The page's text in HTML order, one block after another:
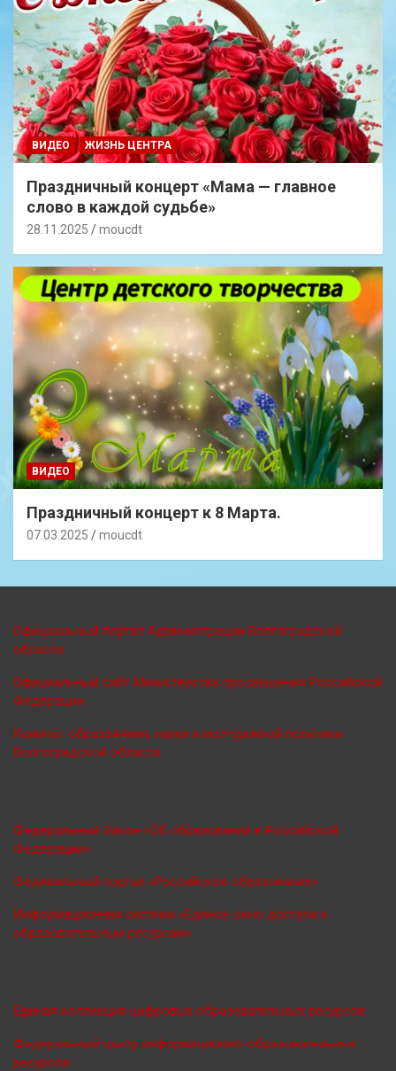
ВИДЕО ЖИЗНЬ ЦЕНТРА
Праздничный концерт «Мама — главное
слово в каждой судьбе»
28.11.2025 moucdt
ВИДЕО
Праздничный концерт к 8 Марта.
07.03.2025 moucdt
Официальный портал Администрации Волгоградской
области
Официальный сайт Министерства просвещения Российской
Федерации
Комитет образования, науки и молодежной политики
Волгоградской области
Федеральный Закон «Об образовании в Российской
Федерации»
Федеральный портал «Российское образование»
Информационная система «Единое окно доступа к
образовательным ресурсам»
Единая коллекция цифровых образовательных ресурсов
Федеральный центр информационно-образовательных
ресурсов